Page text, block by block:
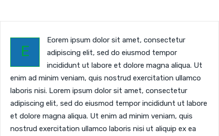
E
Eorem ipsum dolor sit amet, consectetur
adipiscing elit, sed do eiusmod tempor
incididunt ut labore et dolore magna aliqua. Ut
enim ad minim veniam, quis nostrud exercitation ullamco
laboris nisi. Lorem ipsum dolor sit amet, consectetur
adipiscing elit, sed do eiusmod tempor incididunt ut labore
et dolore magna aliqua. Ut enim ad minim veniam, quis
nostrud exercitation ullamco laboris nisi ut aliquip ex ea